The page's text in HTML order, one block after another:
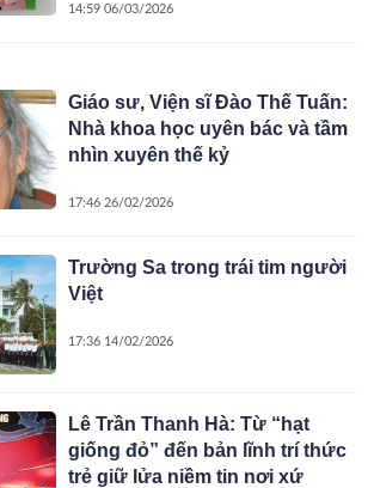
14:59 06/03/2026
Giáo sư, Viện sĩ Đào Thế Tuấn:
Nhà khoa học uyên bác và tầm
nhìn xuyên thế kỷ
17:46 26/02/2026
Trường Sa trong trái tim người
Việt
17:36 14/02/2026
Lê Trần Thanh Hà: Từ “hạt
giống đỏ” đến bản lĩnh trí thức
trẻ giữ lửa niềm tin nơi xứ